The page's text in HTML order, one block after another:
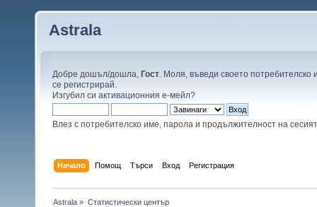
Astrala
Добре дошъл/дошла, Гост . Моля, въведи своето потребителско
се регистрирай
Изгубил си активационния е-мейл?
Влез с потребителско име, парола и продължителност на
Начало Помощ Търси Вход Регистрация
Astrala » Статистически център